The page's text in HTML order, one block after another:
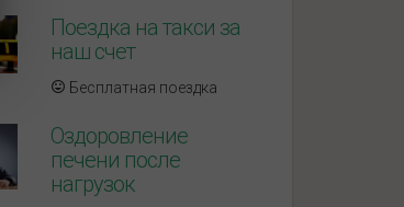
Поездка на такси за
наш счет
Бесплатная поездка
Оздоровление
печени после
нагрузок